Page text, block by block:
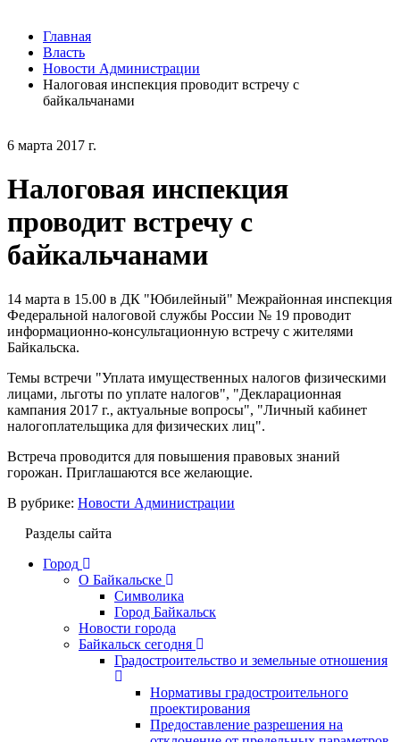
6 марта 2017 г.
Налоговая инспекция
проводит встречу с
байкальчанами
14 марта в 15.00 в ДК "Юбилейный" Межрайонная инспекция
Федеральной налоговой службы России № 19 проводит
информационно-консультационную встречу с жителями
Байкальска.
Темы встречи "Уплата имущественных налогов физическими
лицами, льготы по уплате налогов", "Декларационная
кампания 2017 г., актуальные вопросы", "Личный кабинет
налогоплательщика для физических лиц".
Встреча проводится для повышения правовых знаний
горожан. Приглашаются все желающие.
В рубрике: Новости Администрации
Разделы сайта
Город
О Байкальске
Символика
Город Байкальск
Новости города
Байкальск сегодня
Градостроительство и земельные отношения
Нормативы градостроительного
проектирования
Предоставление разрешения на
Главная
Власть
Новости Администрации
Налоговая инспекция проводит встречу с
байкальчанами